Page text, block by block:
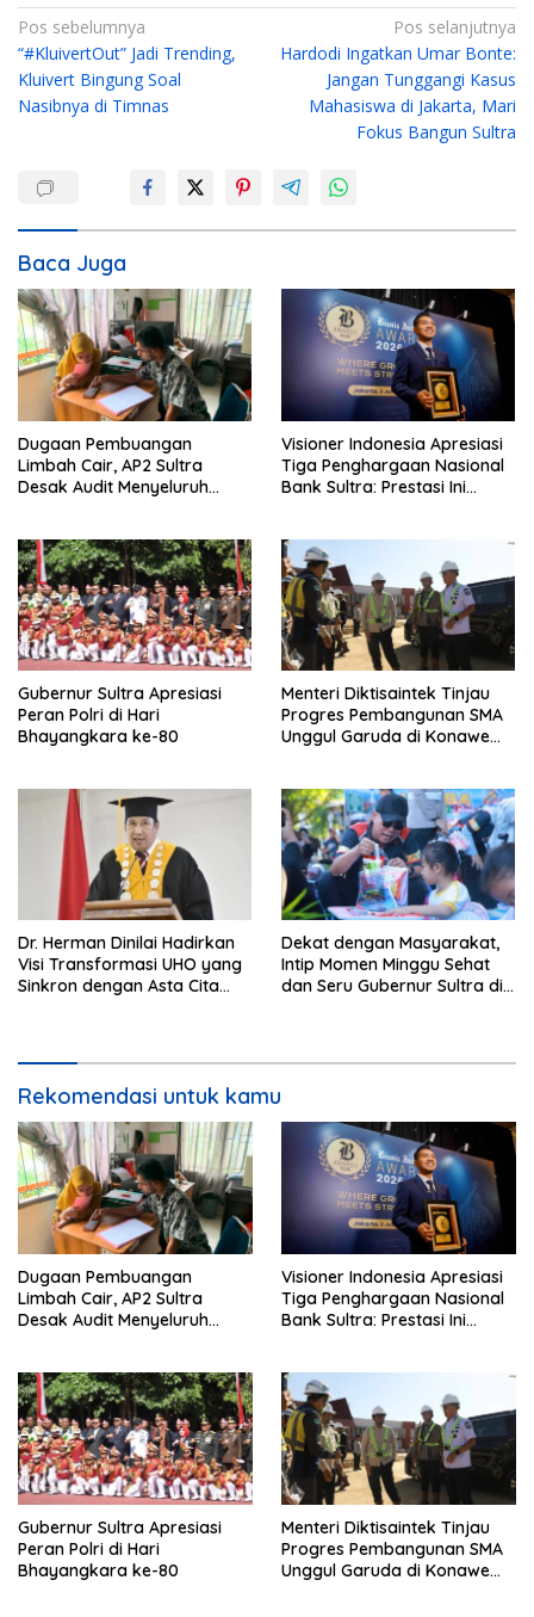
N
a
v
s
i
p
o
s
Pos sebelumnya
“#KluivertOut” Jadi Trending,
Kluivert Bingung Soal
Nasibnya di Timnas
Pos selanjutnya
Hardodi Ingatkan Umar Bonte:
Jangan Tunggangi Kasus
Mahasiswa di Jakarta, Mari
Fokus Bangun Sultra
Baca Juga
Dugaan Pembuangan
Limbah Cair, AP2 Sultra
Desak Audit Menyeluruh
Hukum
Visioner Indonesia Apresiasi
Tiga Penghargaan Nasional
Bank Sultra: Prestasi Ini
Andri Permana
Gubernur Sultra Apresiasi
Peran Polri di Hari
Bhayangkara ke-80
Menteri Diktisaintek Tinjau
Progres Pembangunan SMA
Unggul Garuda di Konawe
Dr. Herman Dinilai Hadirkan
Visi Transformasi UHO yang
Sinkron dengan Asta Cita
Dekat dengan Masyarakat,
Intip Momen Minggu Sehat
dan Seru Gubernur Sultra di
Rekomendasi untuk kamu
Dugaan Pembuangan
Limbah Cair, AP2 Sultra
Desak Audit Menyeluruh
Hukum
Visioner Indonesia Apresiasi
Tiga Penghargaan Nasional
Bank Sultra: Prestasi Ini
Andri Permana
Gubernur Sultra Apresiasi
Peran Polri di Hari
Bhayangkara ke-80
Menteri Diktisaintek Tinjau
Progres Pembangunan SMA
Unggul Garuda di Konawe